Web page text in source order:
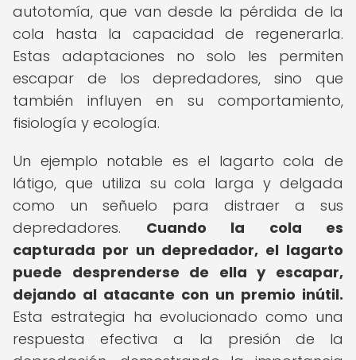
autotomía, que van desde la pérdida de la
cola hasta la capacidad de regenerarla.
Estas adaptaciones no solo les permiten
escapar de los depredadores, sino que
también influyen en su comportamiento,
fisiología y ecología.
Un ejemplo notable es el lagarto cola de
látigo, que utiliza su cola larga y delgada
como un señuelo para distraer a sus
depredadores. Cuando la cola es
capturada por un depredador, el lagarto
puede desprenderse de ella y escapar,
dejando al atacante con un premio inútil.
Esta estrategia ha evolucionado como una
respuesta efectiva a la presión de la